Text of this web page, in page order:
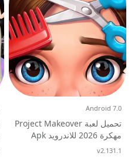
تحميل لعبة Project Makeover
مهكرة 2026 للاندرويد Apk
Android 7.0
v2.131.1